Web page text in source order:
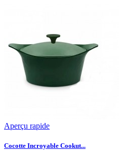
Aperçu rapide
Cocotte Incroyable Cookut...